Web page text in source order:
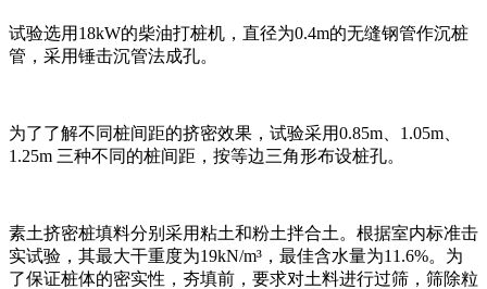
试验选用18kW的柴油打桩机，直径为0.4m的无缝钢管作沉桩
管，采用锤击沉管法成孔。
为了了解不同桩间距的挤密效果，试验采用0.85m、1.05m、
1.25m 三种不同的桩间距，按等边三角形布设桩孔。
素土挤密桩填料分别采用粘土和粉土拌合土。根据室内标准击
实试验，其最大干重度为19kN/m³，最佳含水量为11.6%。为
了保证桩体的密实性，夯填前，要求对土料进行过筛，筛除粒